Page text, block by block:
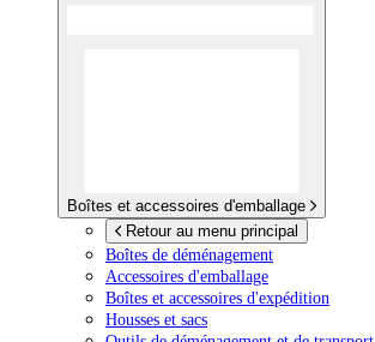
Boîtes et accessoires d'emballage
Retour au menu principal
Boîtes de déménagement
Accessoires d'emballage
Boîtes et accessoires d'expédition
Housses et sacs